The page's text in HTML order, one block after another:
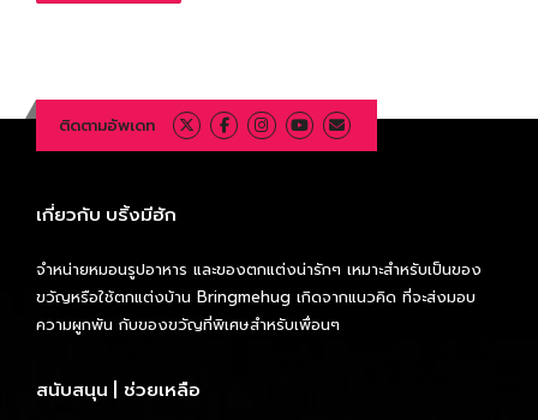
ติดตามอัพเดท
เกี่ยวกับ บริ้งมีฮัก
จำหน่ายหมอนรูปอาหาร และของตกแต่งน่ารักๆ เหมาะสำหรับเป็นของ
ขวัญหรือใช้ตกแต่งบ้าน Bringmehug เกิดจากแนวคิด ที่จะส่งมอบ
ความผูกพัน กับของขวัญที่พิเศษสำหรับเพื่อนๆ
สนับสนุน | ช่วยเหลือ